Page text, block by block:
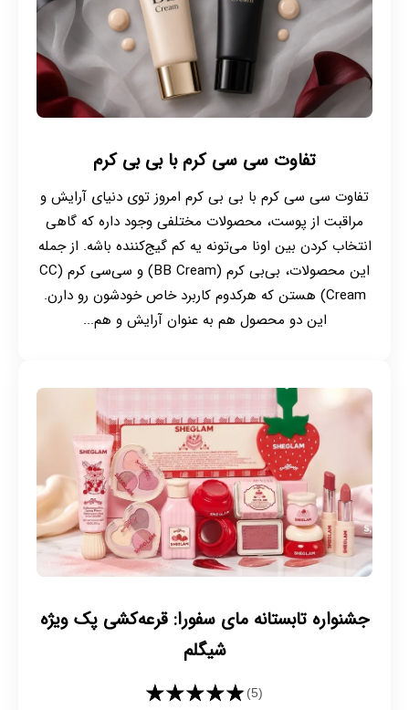
تفاوت سی سی کرم با بی بی کرم
تفاوت سی سی کرم با بی بی کرم امروز توی دنیای آرایش و
مراقبت از پوست، محصولات مختلفی وجود داره که گاهی
انتخاب کردن بین اونا می‌تونه یه کم گیج‌کننده باشه. از جمله
این محصولات، بی‌بی کرم (BB Cream) و سی‌سی کرم (CC
Cream) هستن که هرکدوم کاربرد خاص خودشون رو دارن.
این دو محصول هم به عنوان آرایش و هم...
جشنواره تابستانه مای سفورا: قرعه‌کشی پک ویژه
شیگلم
★★★★★(5)